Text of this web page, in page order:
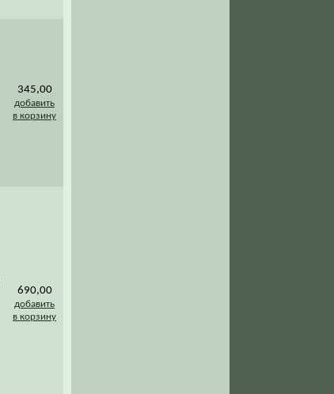
345,00
добавить
в корзину
690,00
добавить
в корзину